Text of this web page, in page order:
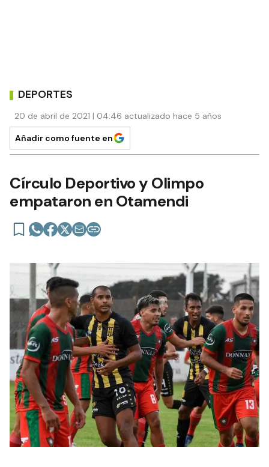
DEPORTES
20 de abril de 2021 | 04:46 actualizado hace 5 años
Añadir como fuente en
Círculo Deportivo y Olimpo
empataron en Otamendi